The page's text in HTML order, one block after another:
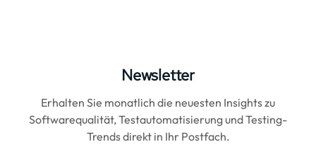
Newsletter
Erhalten Sie monatlich die neuesten Insights zu
Softwarequalität, Testautomatisierung und Testing-
Trends direkt in Ihr Postfach.